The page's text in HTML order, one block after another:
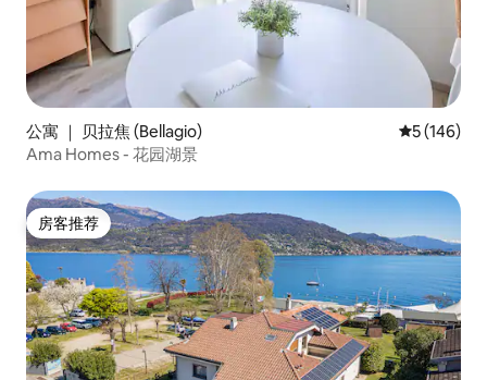
公寓 ｜ 贝拉焦 (Bellagio) 平均评分 5
5 (146)
Ama Homes - 花园湖景
房客推荐
房客推荐